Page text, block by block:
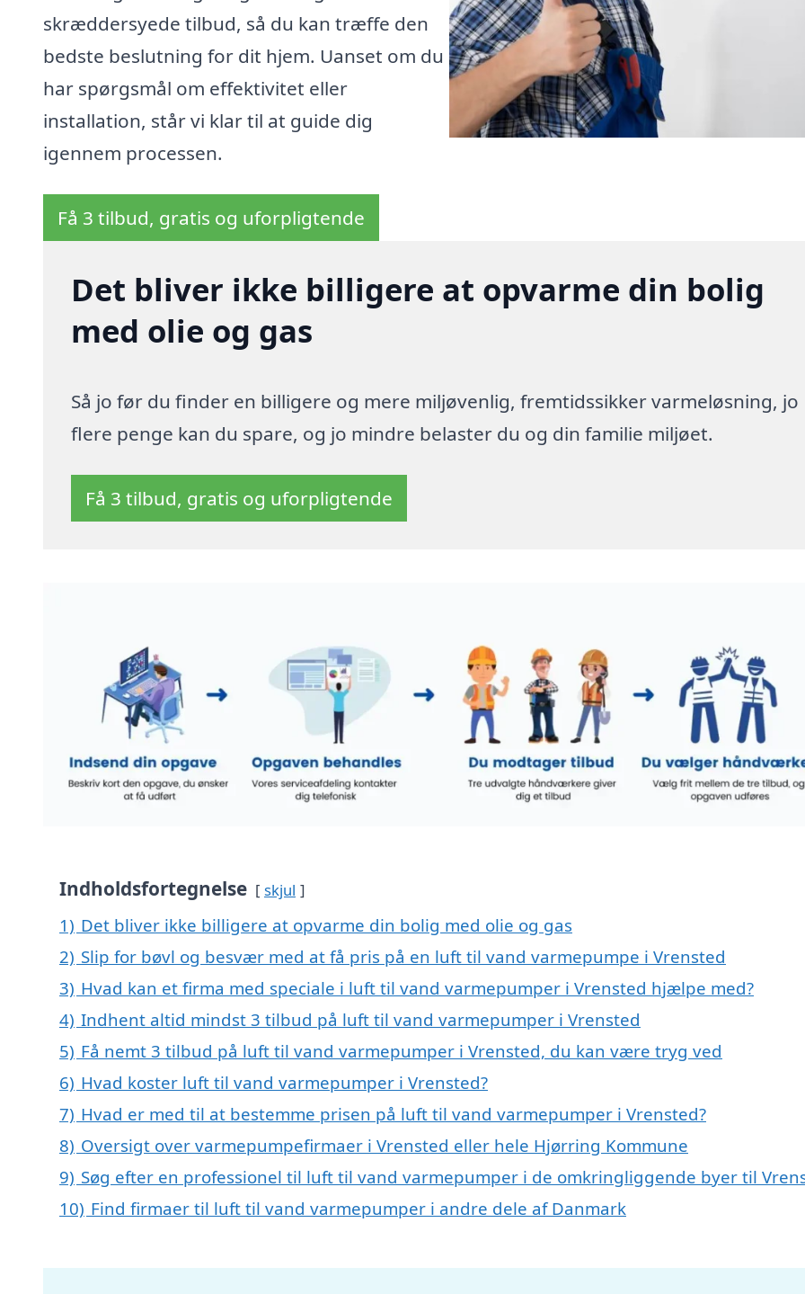
skræddersyede tilbud, så du kan træffe den
bedste beslutning for dit hjem. Uanset om du
har spørgsmål om effektivitet eller
installation, står vi klar til at guide dig
igennem processen.
Få 3 tilbud, gratis og uforpligtende
Det bliver ikke billigere at opvarme din bolig
med olie og gas
Så jo før du finder en billigere og mere miljøvenlig, fremtidssikker varmeløsning, jo
flere penge kan du spare, og jo mindre belaster du og din familie miljøet.
Få 3 tilbud, gratis og uforpligtende
Indholdsfortegnelse skjul
1) Det bliver ikke billigere at opvarme din bolig med olie og gas
2) Slip for bøvl og besvær med at få pris på en luft til vand varmepumpe i Vrensted
3) Hvad kan et firma med speciale i luft til vand varmepumper i Vrensted hjælpe med?
4) Indhent altid mindst 3 tilbud på luft til vand varmepumper i Vrensted
5) Få nemt 3 tilbud på luft til vand varmepumper i Vrensted, du kan være tryg ved
6) Hvad koster luft til vand varmepumper i Vrensted?
7) Hvad er med til at bestemme prisen på luft til vand varmepumper i Vrensted?
8) Oversigt over varmepumpefirmaer i Vrensted eller hele Hjørring Kommune
9) Søg efter en professionel til luft til vand varmepumper i de omkringliggende byer til
10) Find firmaer til luft til vand varmepumper i andre dele af Danmark